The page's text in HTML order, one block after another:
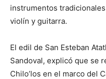
instrumentos
violín y guitarra.
El edil de San Esteban
Sandoval, explicó que se
Chilo’los en el marco del